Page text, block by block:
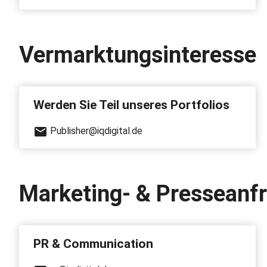
Vermarktungsinteresse
Werden Sie Teil unseres Portfolios
Publisher@iqdigital.de
Marketing- &
PR & Communication